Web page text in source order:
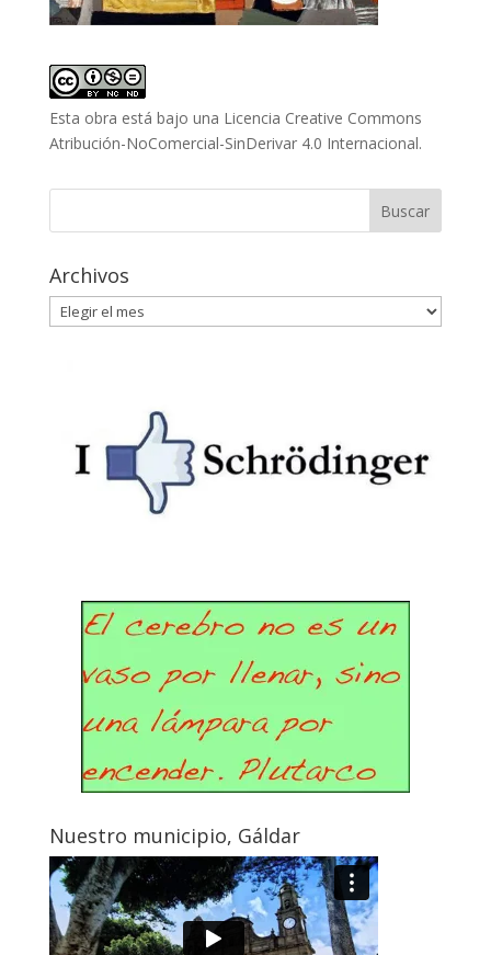
Esta obra está bajo una Licencia Creative Commons
Atribución-NoComercial-SinDerivar 4.0 Internacional.
Archivos
Archivos
Nuestro municipio, Gáldar